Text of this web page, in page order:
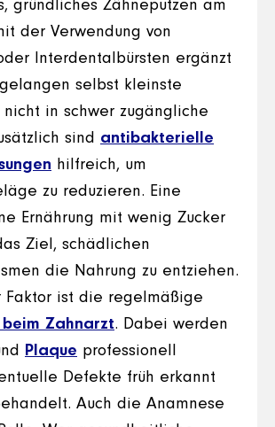
gründliches Zähneputzen am
der Verwendung von
Interdentalbürsten ergänzt
selbst kleinste
nicht in schwer zugängliche
sind antibakterielle
hilfreich, um
zu reduzieren. Eine
Ernährung mit wenig Zucker
Ziel, schädlichen
die Nahrung zu entziehen.
Faktor ist die regelmäßige
Zahnarzt. Dabei werden
Plaque professionell
Defekte früh erkannt
Auch die Anamnese